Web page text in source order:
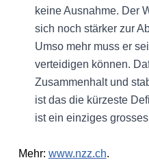
keine Ausnahme. Der
sich noch stärker zur
Umso mehr muss er
verteidigen können.
Zusammenhalt und
ist das die kürzeste
ist ein einziges
Mehr: www.nzz.ch.